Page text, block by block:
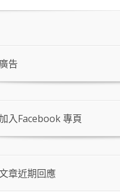
告
入Facebook 專頁
章近期回應